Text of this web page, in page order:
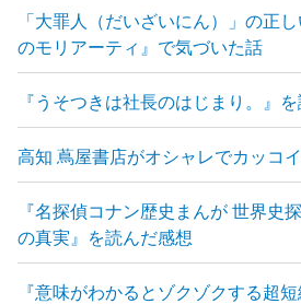
「大罪人（だいざいにん）」の正
のモリアーティ』で気づいた話
『うそつきは社長のはじまり。』
高知 蔦屋書店がオシャレでカッコ
『名探偵コナン歴史まんが 世界史
の真実』を読んだ感想
『意味がわかるとゾクゾクする超